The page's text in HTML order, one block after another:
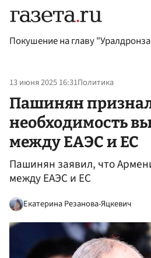
Покушение на главу
13 июня 2025 16:31Политика
Пашинян
необходимость
между ЕАЭС и ЕС
Пашинян заявил, что
между ЕАЭС и ЕС
Екатерина Резанова-Яцкевич